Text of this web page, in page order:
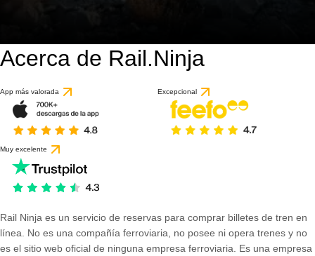
Acerca de Rail.Ninja
App más valorada Excepcional
Muy excelente
Rail Ninja es un servicio de reservas para comprar billetes de tren en
línea. No es una compañía ferroviaria, no posee ni opera trenes y no
es el sitio web oficial de ninguna empresa ferroviaria. Es una empresa